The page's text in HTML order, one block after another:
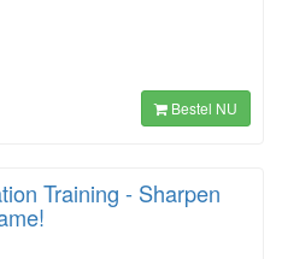
Bestel NU
Training - Sharpen